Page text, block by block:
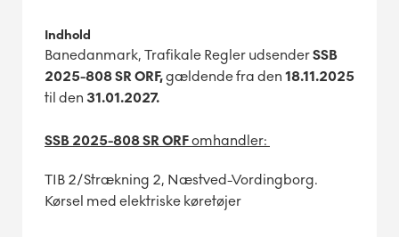
Indhold
Banedanmark, Trafikale Regler udsenderSSB
2025-808 SR ORF,gældende fra den 18.11.2025
til den 31.01.2027.
SSB 2025-808 SR ORFomhandler:
TIB 2/Strækning 2, Næstved-Vordingborg.
Kørsel med elektriske køretøjer